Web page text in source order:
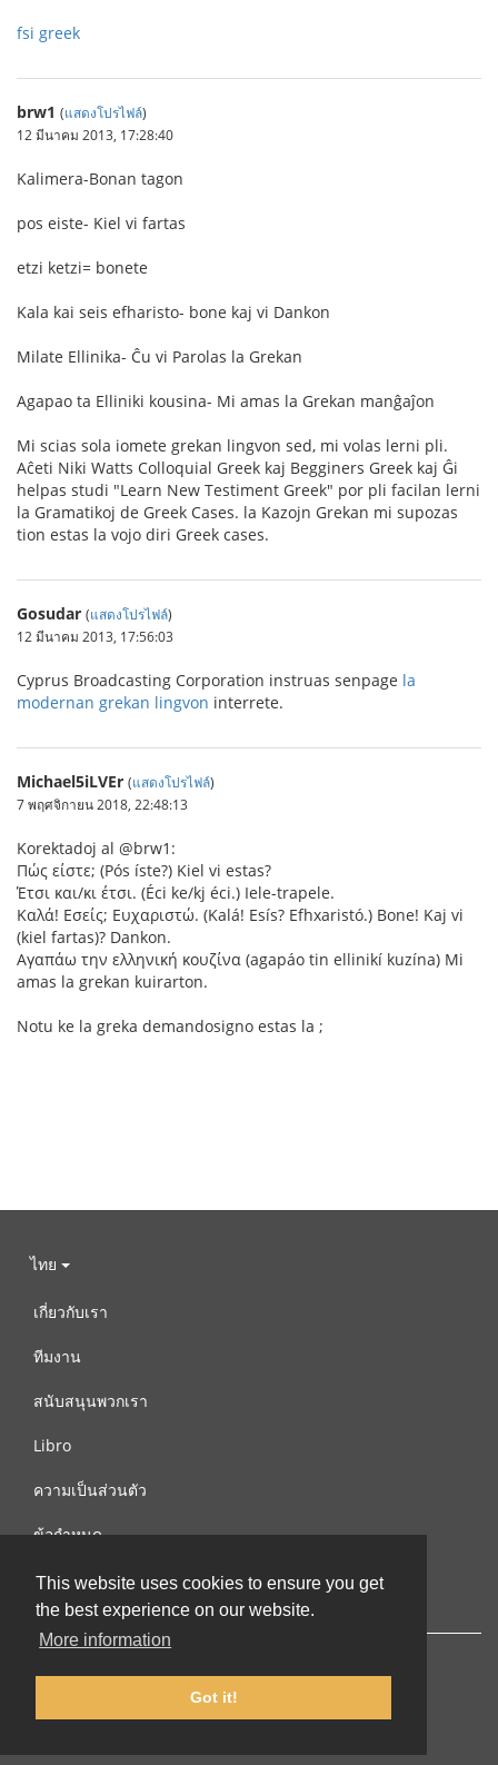
This website uses cookies to ensure you get
the best experience on our website.
More information
Got it!
fsi greek
brw1 (แสดงโปรไฟล์)
12 มีนาคม 2013, 17:28:40
Kalimera-Bonan tagon
pos eiste- Kiel vi fartas
etzi ketzi= bonete
Kala kai seis efharisto- bone kaj vi Dankon
Milate Ellinika- Ĉu vi Parolas la Grekan
Agapao ta Elliniki kousina- Mi amas la Grekan manĝaĵon
Mi scias sola iomete grekan lingvon sed, mi volas lerni pli.
Aĉeti Niki Watts Colloquial Greek kaj Begginers Greek kaj Ĝi
helpas studi "Learn New Testiment Greek" por pli facilan lerni
la Gramatikoj de Greek Cases. la Kazojn Grekan mi supozas
tion estas la vojo diri Greek cases.
Gosudar (แสดงโปรไฟล์)
12 มีนาคม 2013, 17:56:03
Cyprus Broadcasting Corporation instruas senpage la
modernan grekan lingvon interrete.
Michael5iLVEr (แสดงโปรไฟล์)
7 พฤศจิกายน 2018, 22:48:13
Korektadoj al @brw1:
Πώς είστε; (Pós íste?) Kiel vi estas?
Έτσι και/κι έτσι. (Éci ke/kj éci.) Iele-trapele.
Καλά! Εσείς; Ευχαριστώ. (Kalá! Esís? Efhxaristó.) Bone! Kaj vi
(kiel fartas)? Dankon.
Αγαπάω την ελληνική κουζίνα (agapáo tin ellinikí kuzína) Mi
amas la grekan kuirarton.
Notu ke la greka demandosigno estas la ;
ไทย
เกี่ยวกับเรา
ทีมงาน
สนับสนุนพวกเรา
Libro
ความเป็นส่วนตัว
ข้อกำหนด
ติดต่อเรา
© 2002-2026 lernu.net |Impressum